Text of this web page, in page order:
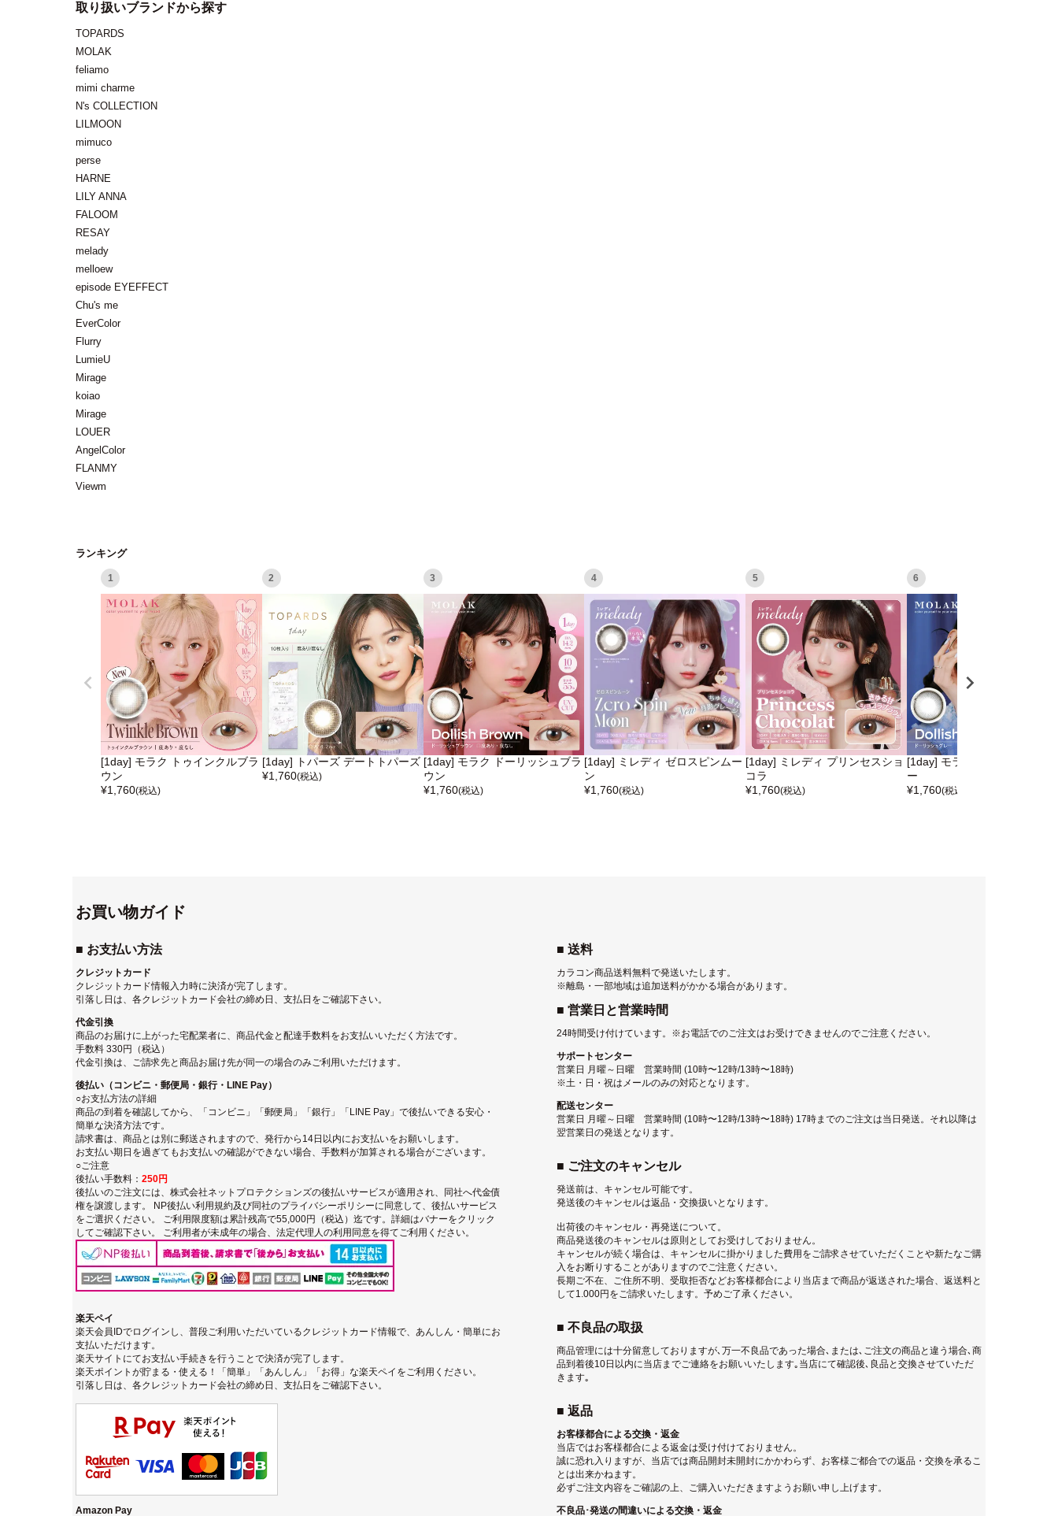
取り扱いブランドから探す
TOPARDS
MOLAK
feliamo
mimi charme
N's COLLECTION
LILMOON
mimuco
perse
HARNE
LILY ANNA
FALOOM
RESAY
melady
melloew
episode EYEFFECT
Chu's me
EverColor
Flurry
LumieU
Mirage
koiao
Mirage
LOUER
AngelColor
FLANMY
Viewm
ランキング
1
[1day] モラク トゥインクルブラ
ウン
¥1,760(税込)
2
[1day] トパーズ デートトパーズ
¥1,760(税込)
3
[1day] モラク ドーリッシュブラ
ウン
¥1,760(税込)
4
[1day] ミレディ ゼロスピンムー
ン
¥1,760(税込)
5
[1day] ミレディ プリンセスショ
コラ
¥1,760(税込)
6
[1day] モラク ドーリッシュグ
ー
¥1,760(税込)
お買い物ガイド
■ お支払い方法
クレジットカード
クレジットカード情報入力時に決済が完了します。
引落し日は、各クレジットカード会社の締め日、支払日をご確認下さい。
代金引換
商品のお届けに上がった宅配業者に、商品代金と配達手数料をお支払いいただく方法です。
手数料 330円（税込）
代金引換は、ご請求先と商品お届け先が同一の場合のみご利用いただけます。
後払い（コンビニ・郵便局・銀行・LINE Pay）
○お支払方法の詳細
商品の到着を確認してから、「コンビニ」「郵便局」「銀行」「LINE Pay」で後払いできる安心・
簡単な決済方法です。
請求書は、商品とは別に郵送されますので、発行から14日以内にお支払いをお願いします。
お支払い期日を過ぎてもお支払いの確認ができない場合、手数料が加算される場合がございます。
○ご注意
後払い手数料： 250円
後払いのご注文には、 株式会社ネットプロテクションズの後払いサービスが適用され、同社へ代金債
権を譲渡します。 NP後払い利用規約及び同社のプライバシーポリシーに同意して、後払いサービス
をご選択ください。 ご利用限度額は累計残高で55,000円（税込）迄です。詳細はバナーをクリック
してご確認下さい。 ご利用者が未成年の場合、法定代理人の利用同意を得てご利用ください。
楽天ペイ
楽天会員IDでログインし、普段ご利用いただいているクレジットカード情報で、あんしん・簡単にお
支払いただけます。
楽天サイトにてお支払い手続きを行うことで決済が完了します。
楽天ポイントが貯まる・使える！「簡単」「あんしん」「お得」な楽天ペイをご利用ください。
引落し日は、各クレジットカード会社の締め日、支払日をご確認下さい。
Amazon Pay
■ 送料
カラコン商品送料無料で発送いたします。
※離島・一部地域は追加送料がかかる場合があります。
■ 営業日と営業時間
24時間受け付けています。 ※お電話でのご注文はお受けできませんのでご注意ください。
サポートセンター
営業日 月曜～日曜 営業時間 (10時〜12時/13時〜18時)
※土・日・祝はメールのみの対応となります。
配送センター
営業日 月曜～日曜 営業時間 (10時〜12時/13時〜18時) 17時までのご注文は当日発送。それ以降は
翌営業日の発送となります。
■ ご注文のキャンセル
発送前は、キャンセル可能です。
発送後のキャンセルは返品・交換扱いとなります。
出荷後のキャンセル・再発送について。
商品発送後のキャンセルは原則としてお受けしておりません。
キャンセルが続く場合は、キャンセルに掛かりました費用をご請求させていただくことや新たなご購
入をお断りすることがありますのでご注意ください。
長期ご不在、ご住所不明、受取拒否などお客様都合により当店まで商品が返送された場合、返送料と
して1.000円をご請求いたします。予めご了承ください。
■ 不良品の取扱
商品管理には十分留意しておりますが､万一不良品であった場合､または､ご注文の商品と違う場合､商
品到着後10日以内に当店までご連絡をお願いいたします｡当店にて確認後､良品と交換させていただ
きます｡
■ 返品
お客様都合による交換・返金
当店ではお客様都合による返金は受け付けておりません。
誠に恐れ入りますが、当店では商品開封未開封にかかわらず、お客様ご都合での返品・交換を承るこ
とは出来かねます。
必ずご注文内容をご確認の上、ご購入いただきますようお願い申し上げます。
不良品･発送の間違いによる交換・返金